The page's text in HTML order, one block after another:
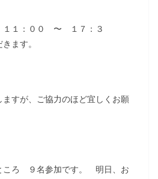
１：００ 〜 １７：３
ます。
すが、ご協力のほど宜しくお願
ころ ９名参加です。 明日、お